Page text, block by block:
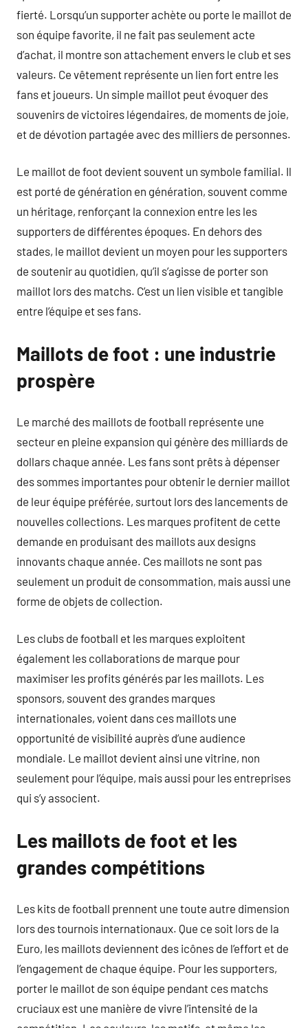
fierté. Lorsqu’un supporter achète ou porte le maillot de
son équipe favorite, il ne fait pas seulement acte
d’achat, il montre son attachement envers le club et ses
valeurs. Ce vêtement représente un lien fort entre les
fans et joueurs. Un simple maillot peut évoquer des
souvenirs de victoires légendaires, de moments de joie,
et de dévotion partagée avec des milliers de personnes.
Le maillot de foot devient souvent un symbole familial. Il
est porté de génération en génération, souvent comme
un héritage, renforçant la connexion entre les les
supporters de différentes époques. En dehors des
stades, le maillot devient un moyen pour les supporters
de soutenir au quotidien, qu’il s’agisse de porter son
maillot lors des matchs. C’est un lien visible et tangible
entre l’équipe et ses fans.
Maillots de foot : une industrie
prospère
Le marché des maillots de football représente une
secteur en pleine expansion qui génère des milliards de
dollars chaque année. Les fans sont prêts à dépenser
des sommes importantes pour obtenir le dernier maillot
de leur équipe préférée, surtout lors des lancements de
nouvelles collections. Les marques profitent de cette
demande en produisant des maillots aux designs
innovants chaque année. Ces maillots ne sont pas
seulement un produit de consommation, mais aussi une
forme de objets de collection.
Les clubs de football et les marques exploitent
également les collaborations de marque pour
maximiser les profits générés par les maillots. Les
sponsors, souvent des grandes marques
internationales, voient dans ces maillots une
opportunité de visibilité auprès d’une audience
mondiale. Le maillot devient ainsi une vitrine, non
seulement pour l’équipe, mais aussi pour les entreprises
qui s’y associent.
Les maillots de foot et les
grandes compétitions
Les kits de football prennent une toute autre dimension
lors des tournois internationaux. Que ce soit lors de la
Euro, les maillots deviennent des icônes de l’effort et de
l’engagement de chaque équipe. Pour les supporters,
porter le maillot de son équipe pendant ces matchs
cruciaux est une manière de vivre l’intensité de la